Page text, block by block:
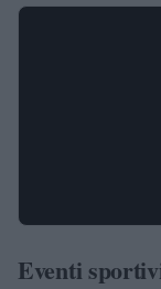
Eventi